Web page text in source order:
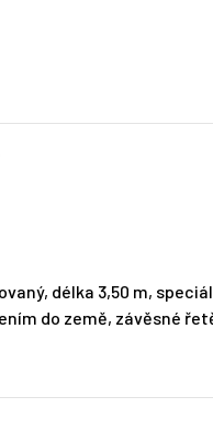
délka 3,50 m,
do země, závěsné